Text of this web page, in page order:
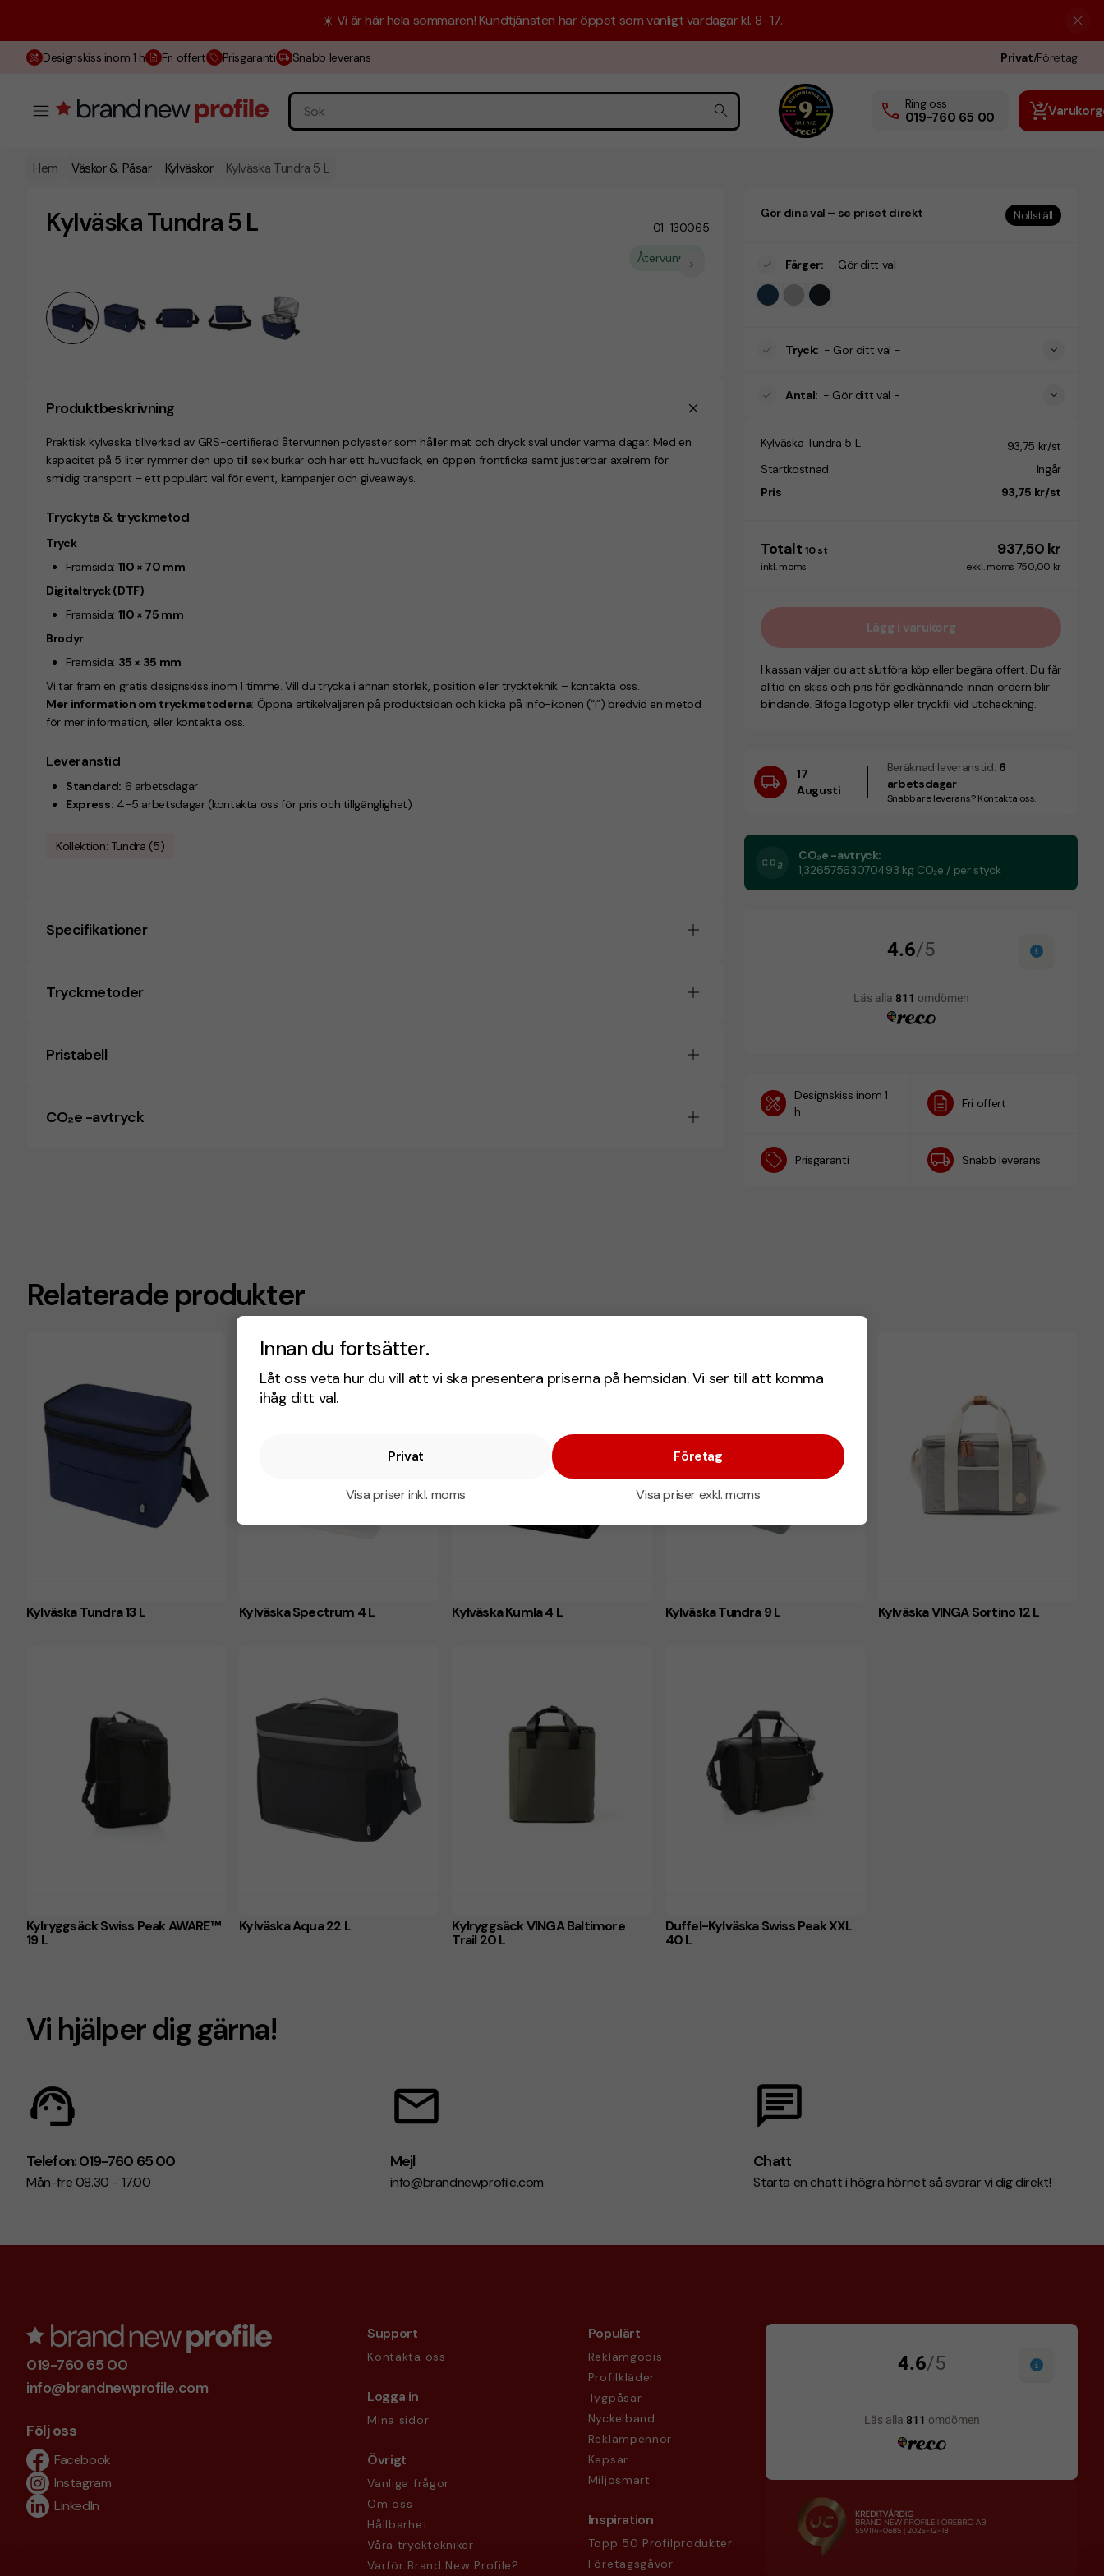
Innan du fortsätter.
Låt oss veta hur du vill att vi ska presentera priserna på hemsidan. Vi ser till att komma
ihåg ditt val.
Privat
Visa priser inkl. moms
Företag
Visa priser exkl. moms
☀️ Vi är här hela sommaren! Kundtjänsten har öppet som vanligt vardagar kl. 8–17.
Designskiss inom 1 h Fri offert Prisgaranti Snabb leverans Privat/Företag
Ring oss
019-760 65 00
Hem Väskor & Påsar Kylväskor Kylväska Tundra 5 L
Kylväska Tundra 5 L 01-130065
Återvunnet
Produktbeskrivning
Praktisk kylväska tillverkad av GRS-certifierad återvunnen polyester som håller mat och dryck sval under varma dagar. Med en
kapacitet på 5 liter rymmer den upp till sex burkar och har ett huvudfack, en öppen frontficka samt justerbar axelrem för
smidig transport – ett populärt val för event, kampanjer och giveaways.
Tryckyta & tryckmetod
Tryck
Framsida: 110 × 70 mm
Digitaltryck (DTF)
Framsida: 110 × 75 mm
Brodyr
Framsida: 35 × 35 mm
Vi tar fram en gratis designskiss inom 1 timme. Vill du trycka i annan storlek, position eller tryckteknik – kontakta oss.
Mer information om tryckmetoderna: Öppna artikelväljaren på produktsidan och klicka på info-ikonen (“i”) bredvid en metod
för mer information, eller kontakta oss.
Leveranstid
Standard: 6 arbetsdagar
Express: 4–5 arbetsdagar (kontakta oss för pris och tillgänglighet)
Kollektion: Tundra (5)
Specifikationer
Tryckmetoder
Pristabell
CO₂e -avtryck
Gör dina val – se priset direkt Nollställ
Färger: - Gör ditt val -
Tryck: - Gör ditt val -
Antal: - Gör ditt val -
Kylväska Tundra 5 L
93,75 kr/st
Startkostnad
Ingår
Pris
93,75 kr/st
Totalt 10 st 937,50 kr
inkl. moms exkl. moms 750,00 kr
Lägg i varukorg
I kassan väljer du att slutföra köp eller begära offert. Du får
alltid en skiss och pris för godkännande innan ordern blir
bindande. Bifoga logotyp eller tryckfil vid utcheckning.
17
Augusti
Beräknad leveranstid: 6
arbetsdagar
Snabbare leverans? Kontakta oss.
CO₂e -avtryck:
1,32657563070493 kg CO₂e / per styck
Designskiss inom 1
h
Fri offert
Prisgaranti Snabb leverans
Relaterade produkter
Kylväska Tundra 13 L Kylväska Spectrum 4 L Kylväska Kumla 4 L Kylväska Tundra 9 L Kylväska VINGA Sortino 12 L
Kylryggsäck Swiss Peak AWARE™
19 L
Kylväska Aqua 22 L
Kylryggsäck VINGA Baltimore
Trail 20 L
Duffel-Kylväska Swiss Peak XXL
40 L
Vi hjälper dig gärna!
Telefon: 019-760 65 00
Mån-fre 08.30 - 17.00
Mejl
info@brandnewprofile.com
Chatt
Starta en chatt i högra hörnet så svarar vi dig direkt!
019-760 65 00
info@brandnewprofile.com
Följ oss
Facebook
Instagram
LinkedIn
Support
Kontakta oss
Logga in
Mina sidor
Övrigt
Vanliga frågor
Om oss
Hållbarhet
Våra trycktekniker
Varför Brand New Profile?
Populärt
Reklamgodis
Profilkläder
Tygpåsar
Nyckelband
Reklampennor
Kepsar
Miljösmart
Inspiration
Topp 50 Profilprodukter
Företagsgåvor